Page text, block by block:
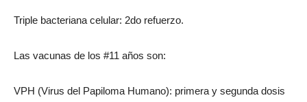
Triple bacteriana celular: 2do refuerzo.
Las vacunas de los #11 años son:
VPH (Virus del Papiloma Humano): primera y segunda dosis